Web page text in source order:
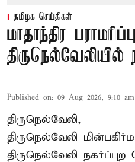
தமிழக செய்திகள்
மாதாந்திர
Published on: 09 Aug 2026, 9:10 am
திருநெல்வேலி,
திருநெல்வேலி
திருநெல்வேலி